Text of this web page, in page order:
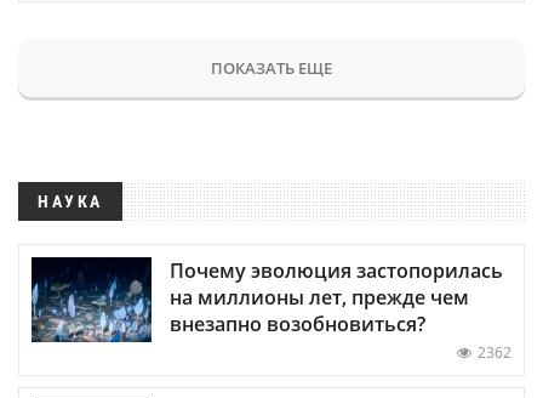
ПОКАЗАТЬ ЕЩЕ
НАУКА
Почему эволюция застопорилась
на миллионы лет, прежде чем
внезапно возобновиться?
2362